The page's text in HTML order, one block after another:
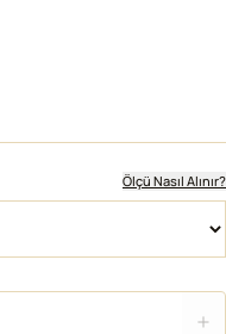
Ölçü Nasıl Alınır?